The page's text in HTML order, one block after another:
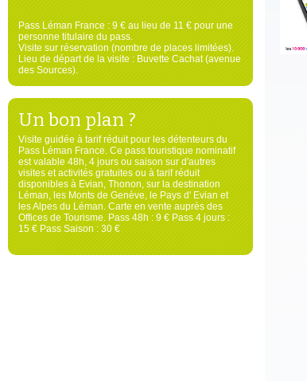
Pass Léman France : 9 € au lieu de 11 € pour une
personne titulaire du pass.
Visite sur réservation (nombre de places limitées).
Lieu de départ de la visite : Buvette Cachat (avenue
des Sources).
Un bon plan ?
Visite guidée à tarif réduit pour les détenteurs du
Pass Léman France. Ce pass touristique nominatif
est valable 48h, 4 jours ou saison sur d'autres
visites et activités gratuites ou à tarif réduit
disponibles à Evian, Thonon, sur la destination
Léman, les Monts de Genève, le Pays d' Evian et
les Alpes du Léman. Carte en vente auprès des
Offices de Tourisme. Pass 48h : 9 € Pass 4 jours :
15 € Pass Saison : 30 €